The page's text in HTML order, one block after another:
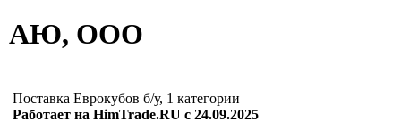
АЮ, ООО
Поставка Еврокубов б/у, 1 категории
Работает на HimTrade.RU с 24.09.2025